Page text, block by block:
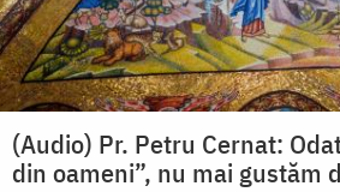
(Audio) Pr. Petru Cernat:
din oameni”, nu mai gustăm